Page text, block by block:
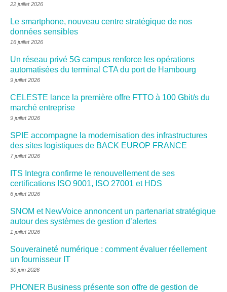
22 juillet 2026
Le smartphone, nouveau centre stratégique de nos
données sensibles
16 juillet 2026
Un réseau privé 5G campus renforce les opérations
automatisées du terminal CTA du port de Hambourg
9 juillet 2026
CELESTE lance la première offre FTTO à 100 Gbit/s du
marché entreprise
9 juillet 2026
SPIE accompagne la modernisation des infrastructures
des sites logistiques de BACK EUROP FRANCE
7 juillet 2026
ITS Integra confirme le renouvellement de ses
certifications ISO 9001, ISO 27001 et HDS
6 juillet 2026
SNOM et NewVoice annoncent un partenariat stratégique
autour des systèmes de gestion d’alertes
1 juillet 2026
Souveraineté numérique : comment évaluer réellement
un fournisseur IT
30 juin 2026
PHONER Business présente son offre de gestion de